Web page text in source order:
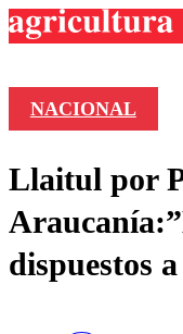
Colo
NACIONAL
Llaitul por
dispuestos